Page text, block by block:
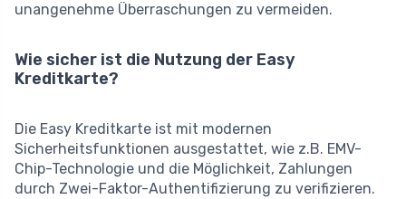
unangenehme Überraschungen zu vermeiden.
Wie sicher ist die Nutzung der Easy
Kreditkarte?
Die Easy Kreditkarte ist mit modernen
Sicherheitsfunktionen ausgestattet, wie z.B. EMV-
Chip-Technologie und die Möglichkeit, Zahlungen
durch Zwei-Faktor-Authentifizierung zu verifizieren.